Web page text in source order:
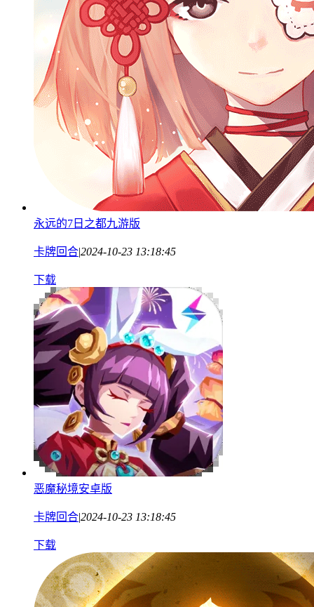
永远的7日之都九游版
卡牌回合|2024-10-23 13:18:45
下载
恶魔秘境安卓版
卡牌回合|2024-10-23 13:18:45
下载